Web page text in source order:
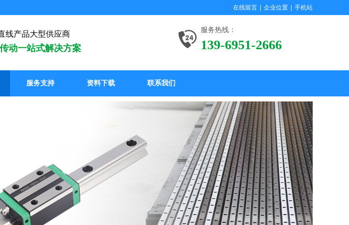
服务热线：
139-6951-2666
线产品大型供应商
动一站式解决方案
在线留言 企业位置 手机站
服务支持 资料下载 联系我们